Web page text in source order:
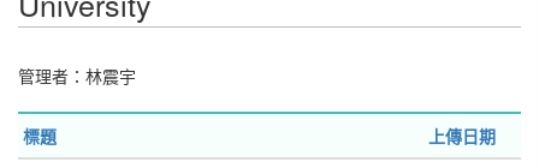
管理者： 林震宇
標題 上傳日期